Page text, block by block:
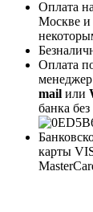
Оплата
Москве и
Оплата
mail или
банка
карты